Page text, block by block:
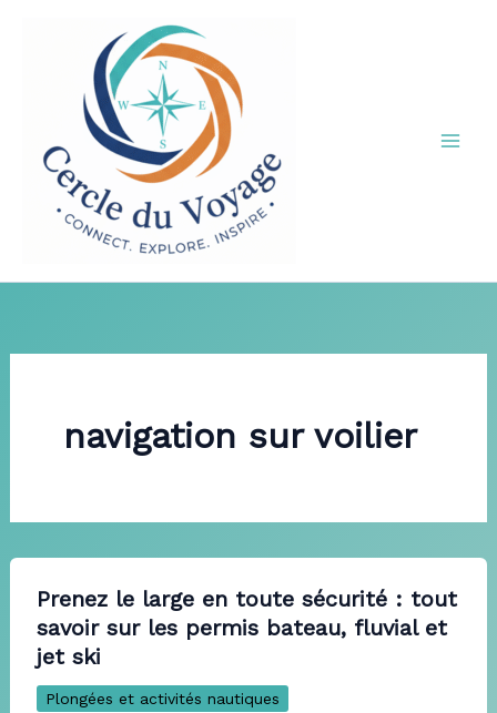
navigation sur voilier
Prenez le large en toute sécurité : tout
savoir sur les permis bateau, fluvial et
jet ski
Plongées et activités nautiques